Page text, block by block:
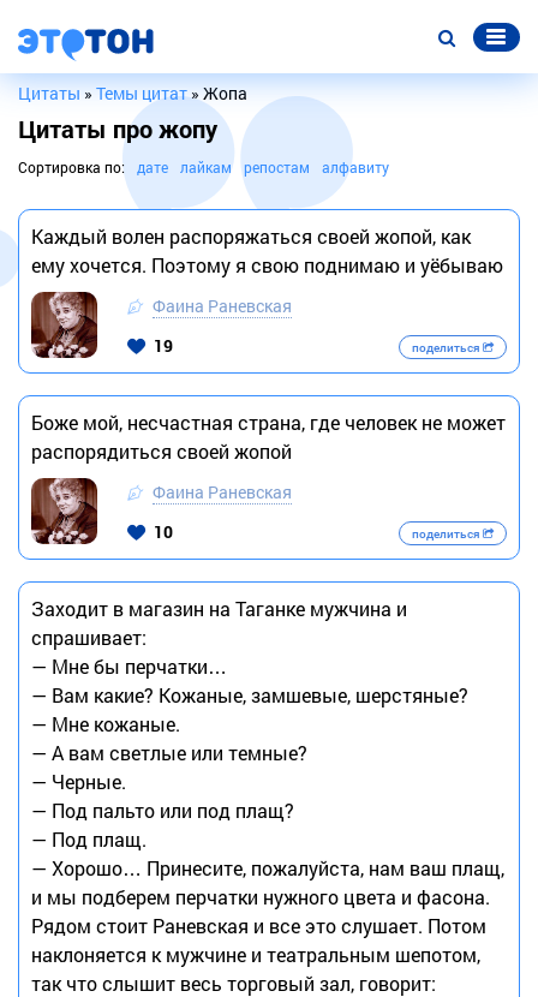
Цитаты » Темы цитат» Жопа
Цитаты про жопу
Сортировка по: дате лайкам репостам алфавиту
Каждый волен распоряжаться своей жопой, как
ему хочется. Поэтому я свою поднимаю и уёбываю
Фаина Раневская
19
поделиться
Боже мой, несчастная страна, где человек не может
распорядиться своей жопой
Фаина Раневская
10
поделиться
Заходит в магазин на Таганке мужчина и
спрашивает:
— Мне бы перчатки…
— Вам какие? Кожаные, замшевые, шерстяные?
— Мне кожаные.
— А вам светлые или темные?
— Черные.
— Под пальто или под плащ?
— Под плащ.
— Хорошо… Принесите, пожалуйста, нам ваш плащ,
и мы подберем перчатки нужного цвета и фасона.
Рядом стоит Раневская и все это слушает. Потом
наклоняется к мужчине и театральным шепотом,
так что слышит весь торговый зал, говорит: